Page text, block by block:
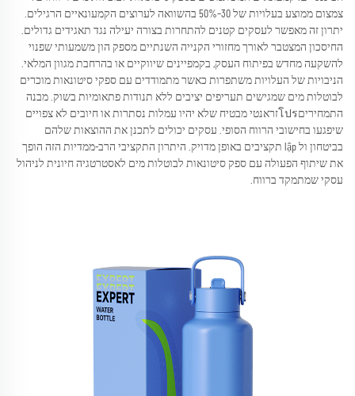
צמצום ממוצע בעלויות של 30–50% בהשוואה לערוצים הקמעונאיים הרגילים.
יתרון זה מאפשר לעסקים קטנים להתחרות בצורה יעילה נגד תאגידים גדולים.
החיסכון המצטבר לאורך מחזורי הקנייה השנתיים מספק הון משמעותי שפנוי
להשקעה מחדש בפיתוח העסק, בקמפיינים שיווקיים או בהרחבת מגוון המלאי.
הניבויות של העלויות משתפרות כאשר מתמודדים עם ספקי סיטונאות מוכרים
לבוטלות מים שמגישים תעריפים יציבים ללא תנודות פתאומיות בשוק. מבנה
התמחיריםโปรזראנטי מבטיח שלא יהיו עמלות נסתרות או חיובים לא צפויים
שיפגעו בחישובי הרווח הסופי. עסקים יכולים לתכנן את ההוצאות שלהם
בביטחון ול lập תקציבים באופן מדויק. היתרון התקציבי הרב-ממדיות הזה הופך
את שיתוף הפעולה עם ספק סיטונאות לבוטלות מים לאסטרטגיה חיונית לניהול
עסקי שמתמקד ברווח.